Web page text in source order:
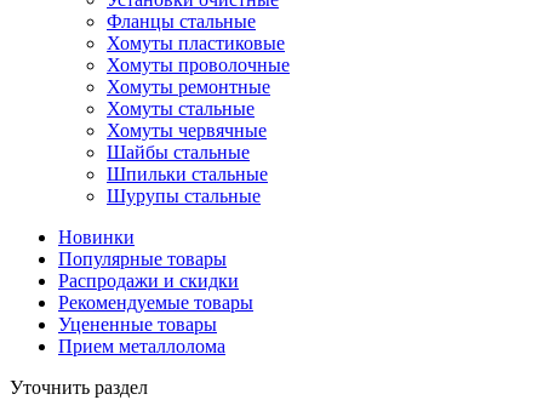
Фланцы стальные
Хомуты пластиковые
Хомуты проволочные
Хомуты ремонтные
Хомуты стальные
Хомуты червячные
Шайбы стальные
Шпильки стальные
Шурупы стальные
Новинки
Популярные товары
Распродажи и скидки
Рекомендуемые товары
Уцененные товары
Прием металлолома
Уточнить раздел